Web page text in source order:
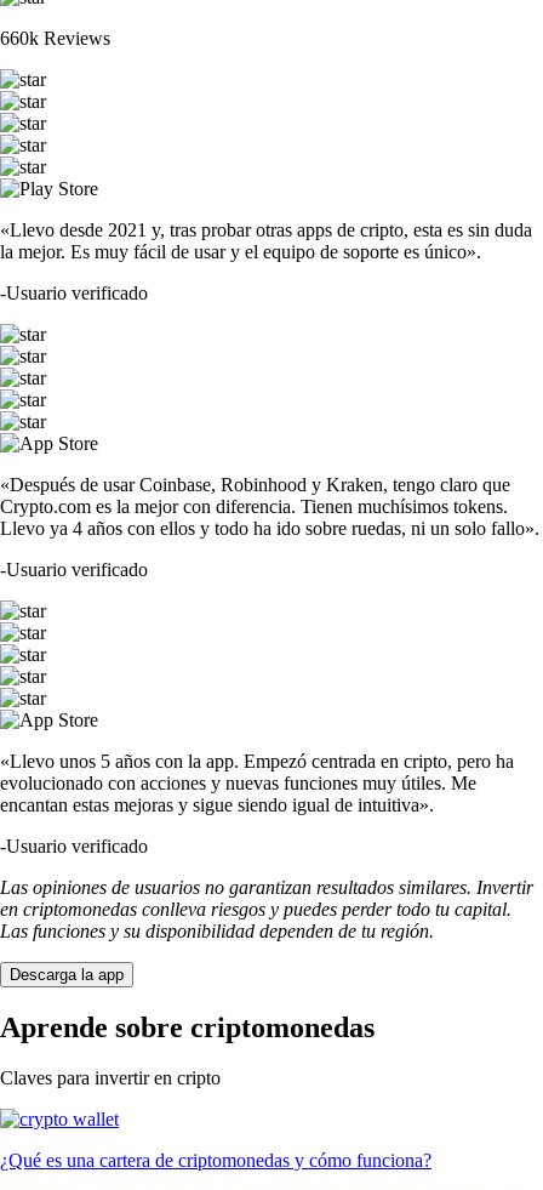
660k Reviews
«Llevo desde 2021 y, tras probar otras apps de cripto, esta es sin duda
la mejor. Es muy fácil de usar y el equipo de soporte es único».
-Usuario verificado
«Después de usar Coinbase, Robinhood y Kraken, tengo claro que
Crypto.com es la mejor con diferencia. Tienen muchísimos tokens.
Llevo ya 4 años con ellos y todo ha ido sobre ruedas, ni un solo fallo».
-Usuario verificado
«Llevo unos 5 años con la app. Empezó centrada en cripto, pero ha
evolucionado con acciones y nuevas funciones muy útiles. Me
encantan estas mejoras y sigue siendo igual de intuitiva».
-Usuario verificado
Las opiniones de usuarios no garantizan resultados similares. Invertir
en criptomonedas conlleva riesgos y puedes perder todo tu capital.
Las funciones y su disponibilidad dependen de tu región.
Descarga la app
Aprende sobre criptomonedas
Claves para invertir en cripto
¿Qué es una cartera de criptomonedas y cómo funciona?